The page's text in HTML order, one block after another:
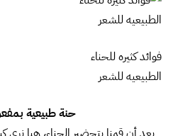
فوائد كثيره للحناء
الطبيعيه للشعر
حنة طبيعية